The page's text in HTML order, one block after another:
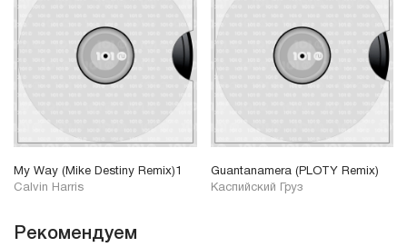
My Way (Mike Destiny Remix)1
Calvin Harris
Guantanamera (PLOTY Remix)
Каспийский Груз
Рекомендуем